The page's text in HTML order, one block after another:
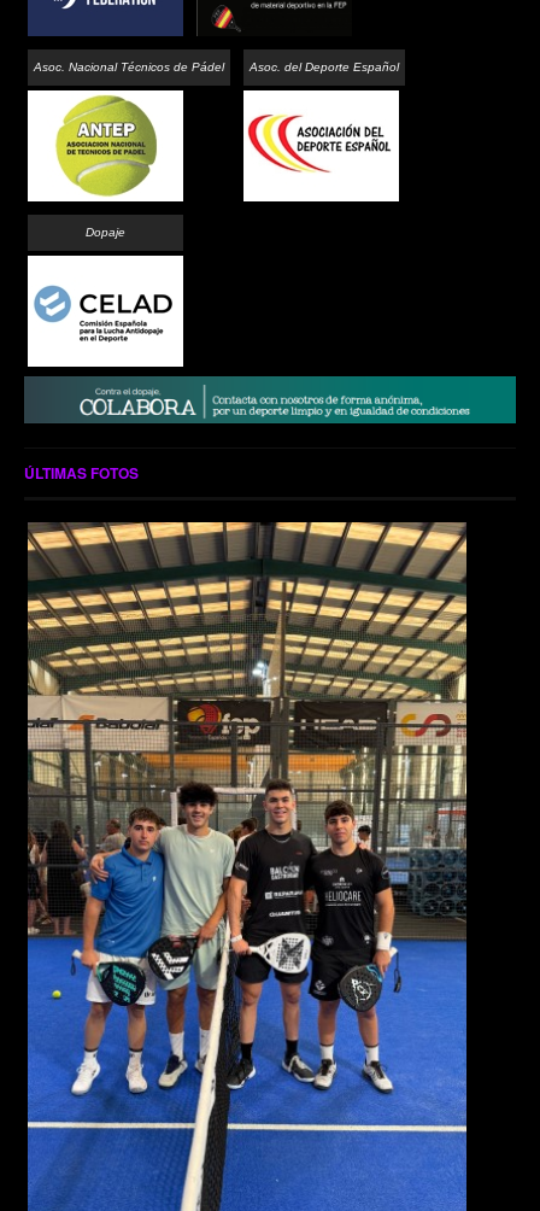
Asoc. Nacional Técnicos de Pádel Asoc. del Deporte Español
Dopaje
ÚLTIMAS FOTOS